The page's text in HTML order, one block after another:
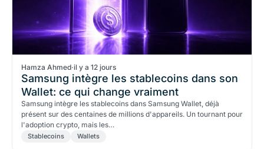
Hamza Ahmed·il y a 12 jours
Samsung intègre les stablecoins dans son
Wallet: ce qui change vraiment
Samsung intègre les stablecoins dans Samsung Wallet, déjà
présent sur des centaines de millions d'appareils. Un tournant pour
l'adoption crypto, mais les…
Stablecoins Wallets